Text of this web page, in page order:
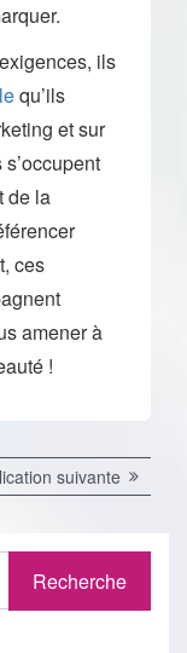
ils
qu’ils
et sur
de la
ces
amener à
!
suivante